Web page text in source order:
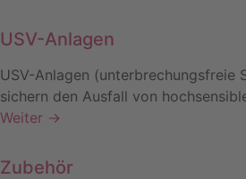
USV-Anlagen
USV-Anlagen (unterbrechungsfreie
sichern den Ausfall von
Weiter →
Zubehör